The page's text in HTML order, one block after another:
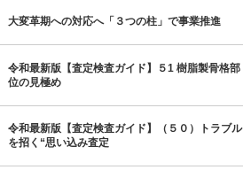
大変革期への対応へ「３つの柱」で事業推進
令和最新版【査定検査ガイド】５1 樹脂製骨格部
位の見極め
令和最新版【査定検査ガイド】（５０）トラブル
を招く“思い込み査定